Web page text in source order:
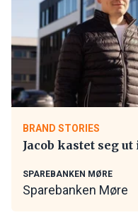
BRAND STORIES
Jacob kastet seg
SPAREBANKEN MØRE
Sparebanken Møre